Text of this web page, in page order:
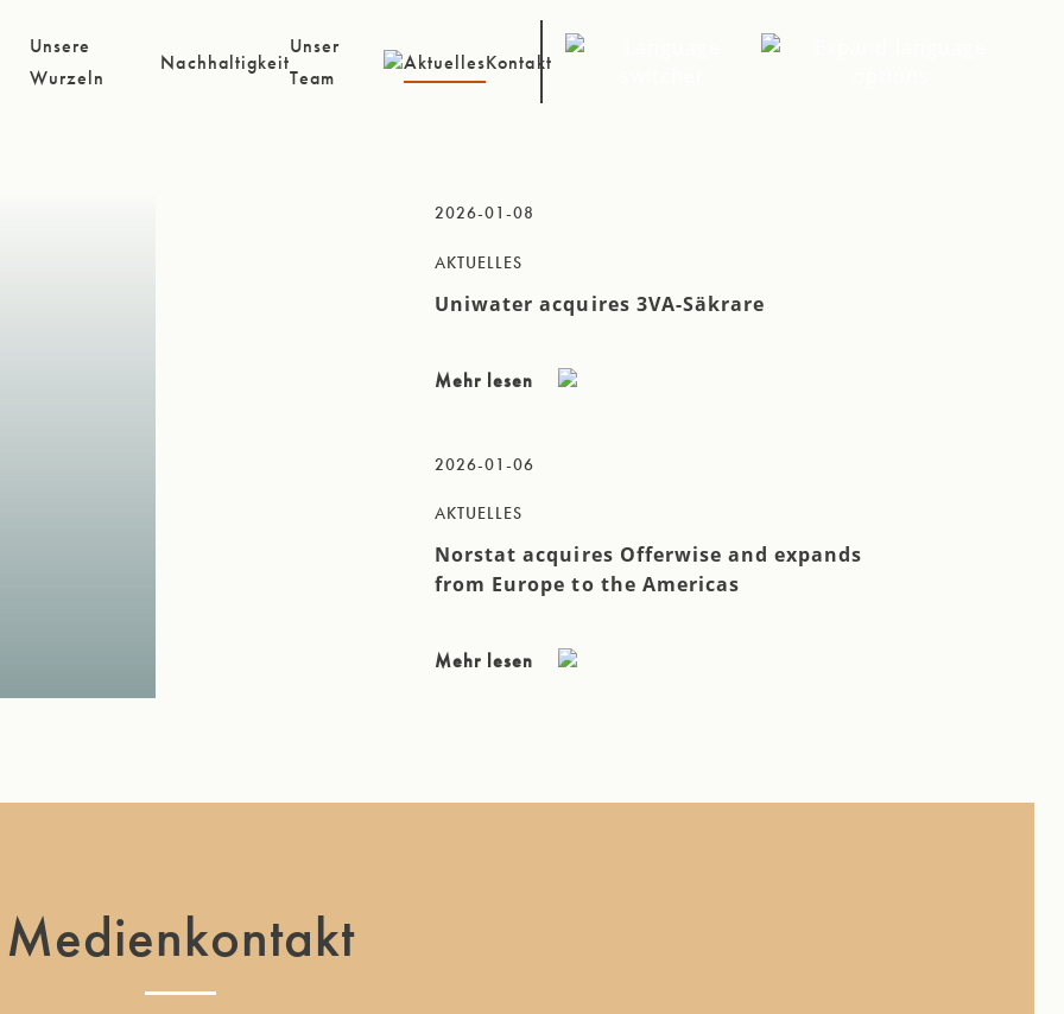
Unsere
Wurzeln
Nachhaltigkeit
Unser
Team
AktuellesKontakt
2026-01-08
AKTUELLES
Uniwater acquires 3VA-Säkrare
Mehr lesen
2026-01-06
AKTUELLES
Norstat acquires Offerwise and expands
from Europe to the Americas
Mehr lesen
Medienkontakt